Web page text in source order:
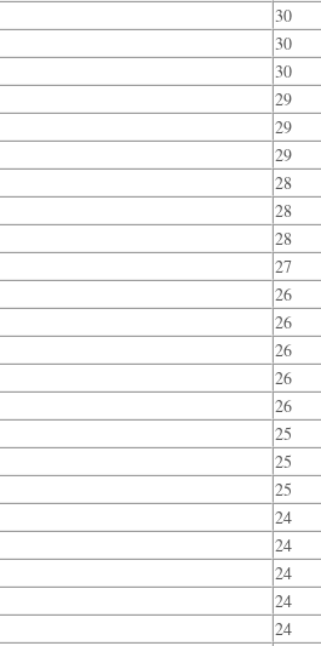
30
30
30
29
29
29
28
28
28
27
26
26
26
26
26
25
25
25
24
24
24
24
24